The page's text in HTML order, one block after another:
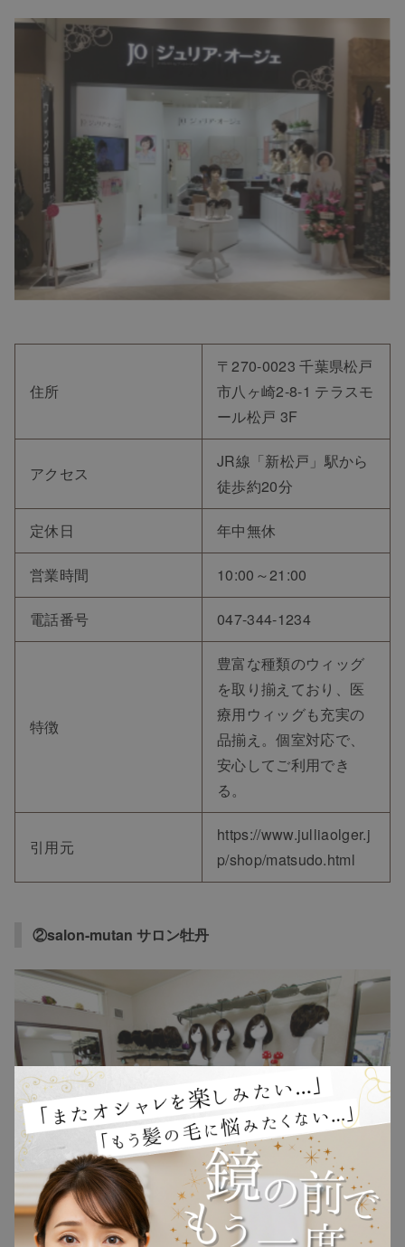
住所
〒270-0023 千葉県松戸
市八ヶ崎2-8-1 テラスモ
ール松戸 3F
アクセス
JR線「新松戸」駅から
徒歩約20分
定休日 年中無休
営業時間 10:00～21:00
電話番号 047-344-1234
特徴
豊富な種類のウィッグ
を取り揃えており、医
療用ウィッグも充実の
品揃え。個室対応で、
安心してご利用でき
る。
引用元
https://www.julliaolger.j
p/shop/matsudo.html
②salon-mutan サロン牡丹